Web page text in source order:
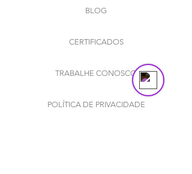
BLOG
CERTIFICADOS
TRABALHE CONOSCO
POLÍTICA DE PRIVACIDADE
Online